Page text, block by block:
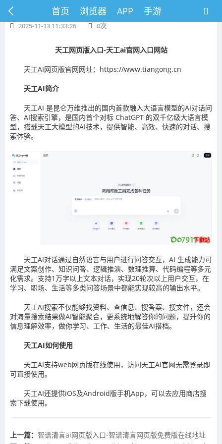
首页 浏览器 APP 手游
2025-11-13 11:33:26 0次
天工网页版入口-天工ai官网入口网站
天工AI网页版官网网址：https://www.tiangong.cn
天工AI简介
天工AI 是昆仑万维推出的国内首款融入大语言模型的AI对话问
答、AI搜索引擎，是国内首个对标 ChatGPT 的双千亿级大语言模
型，搭载天工大模型的AI技术，提供智能、高效、快速的对话、搜
索体验。
天工AI对话通过自然语言与用户进行问答交互，AI 生成能力可
满足文案创作、知识问答、逻辑推演、数理推算、代码编程等多元
化需求。支持1万字以上文本对话，实现20轮次以上用户交互，在
学习、职场、生活等多类问答场景中都能实现较高的输出水平。
天工AI搜索不仅能够找资料、查信息、搜答案、搜文件，还会
对海量搜索结果做AI智能聚合，更系统地解答你的问题，提升你的
信息理解效率，做你学习、工作、生活的最佳AI搭档。
天工AI如何使用
天工AI支持web网页版在线使用，访问天工AI官网无需登录即
可直接使用。
天工AI还提供iOS及Android版手机App，可以去应用商店搜
索下载使用。
上一篇： 智谱清言ai网页版入口-智谱清言网页版免费版在线地址